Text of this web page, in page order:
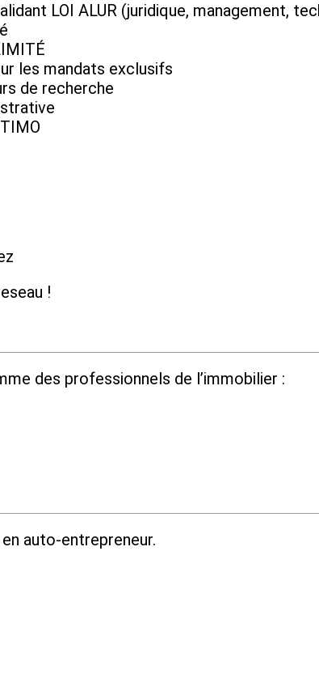
LOI ALUR (juridique, management,
les mandats exclusifs
de recherche
!
des professionnels de l’immobilier :
auto-entrepreneur.